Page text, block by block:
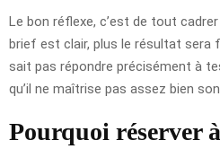
Le bon réflexe, c’est de tout
brief est clair, plus le résultat sera
sait pas répondre précisément à
qu’il ne maîtrise pas assez bien
Pourquoi réserver